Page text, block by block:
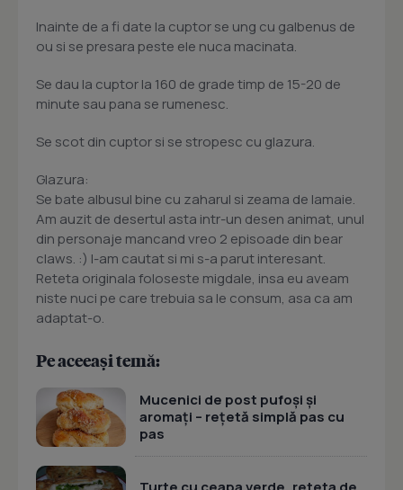
Inainte de a fi date la cuptor se ung cu galbenus de
ou si se presara peste ele nuca macinata.
Se dau la cuptor la 160 de grade timp de 15-20 de
minute sau pana se rumenesc.
Se scot din cuptor si se stropesc cu glazura.
Glazura:
Se bate albusul bine cu zaharul si zeama de lamaie.
Am auzit de desertul asta intr-un desen animat, unul
din personaje mancand vreo 2 episoade din bear
claws. :) l-am cautat si mi s-a parut interesant.
Reteta originala foloseste migdale, insa eu aveam
niste nuci pe care trebuia sa le consum, asa ca am
adaptat-o.
Pe aceeași temă:
Mucenici de post pufoși și
aromați – rețetă simplă pas cu
pas